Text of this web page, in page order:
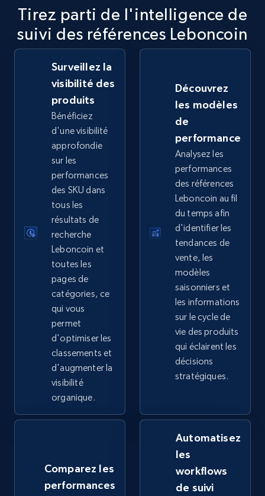
2.5K+ Commencer
eBay - Collect records by category
URL, Product id, Title, Seller name, Seller rating,
Seller reviews, Breadcrumbs, Root category, and
2.5K+ Commencer
Google Shopping
URL, Product id, Title, Product description,
Rating, Reviews count, Images, Variations, and
more.
2.4K+ 199+ Commencer
Google Shopping - collects products from
web using keywords
URL, Product id, Title, Product description,
Rating, Reviews count, Images, Variations, and
Commencer
Tirez parti de l'intelligence de
suivi des références Leboncoin
Surveillez la
visibilité des
produits
Bénéficiez
d'une visibilité
approfondie
sur les
performances
des SKU dans
tous les
résultats de
recherche
Leboncoin et
toutes les
pages de
catégories, ce
qui vous
permet
d'optimiser les
classements et
d'augmenter la
visibilité
organique.
Découvrez
les modèles
de
performance
Analysez les
performances
des références
Leboncoin au fil
du temps afin
d'identifier les
tendances de
vente, les
modèles
saisonniers et
les informations
sur le cycle de
vie des produits
qui éclairent les
décisions
stratégiques.
Comparez les
performances
Automatisez
les
workflows
de suivi